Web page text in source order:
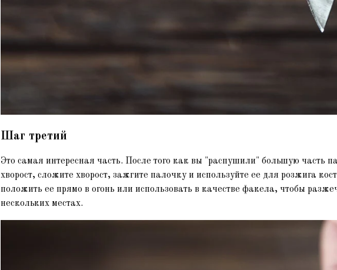
Шаг третий
Это самая интересная часть. После того как вы "распушили" большую часть
хворост, сложите хворост, зажгите палочку и используйте ее для розжига
положить ее прямо в огонь или использовать в качестве факела, чтобы
нескольких местах.